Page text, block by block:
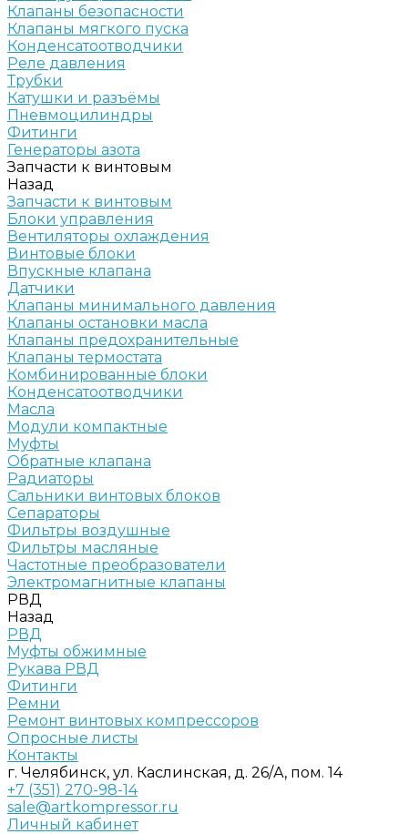
Клапаны безопасности
Клапаны мягкого пуска
Конденсатоотводчики
Реле давления
Трубки
Катушки и разъёмы
Пневмоцилиндры
Фитинги
Генераторы азота
Запчасти к винтовым
Назад
Запчасти к винтовым
Блоки управления
Вентиляторы охлаждения
Винтовые блоки
Впускные клапана
Датчики
Клапаны минимального давления
Клапаны остановки масла
Клапаны предохранительные
Клапаны термостата
Комбинированные блоки
Конденсатоотводчики
Масла
Модули компактные
Муфты
Обратные клапана
Радиаторы
Сальники винтовых блоков
Сепараторы
Фильтры воздушные
Фильтры масляные
Частотные преобразователи
Электромагнитные клапаны
РВД
Назад
РВД
Муфты обжимные
Рукава РВД
Фитинги
Ремни
Ремонт винтовых компрессоров
Опросные листы
Контакты
г. Челябинск, ул. Каслинская, д. 26/А, пом. 14
+7 (351) 270-98-14
sale@artkompressor.ru
Личный кабинет